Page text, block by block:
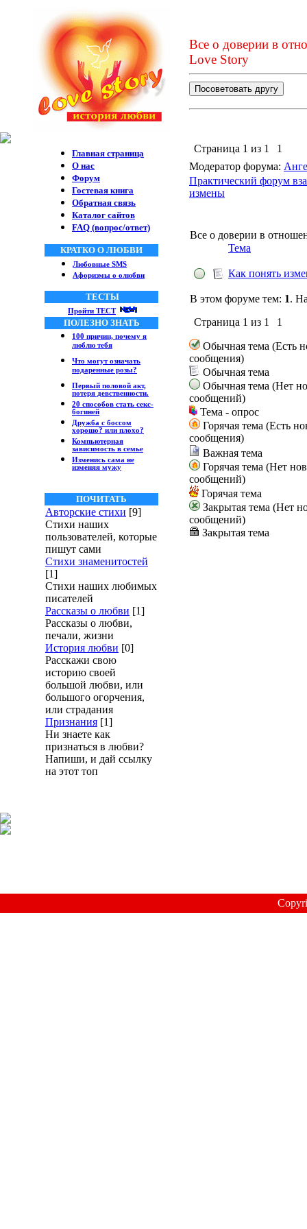
Главная страница
О нас
Форум
Гостевая книга
Обратная связь
Каталог сайтов
FAQ (вопрос/ответ)
КРАТКО О ЛЮБВИ
Любовные SMS
Афоризмы о олюбви
ТЕСТЫ
Пройти ТЕСТ
ПОЛЕЗНО ЗНАТЬ
100 причин, почему я
люблю тебя
Что могут означать
подаренные розы?
Первый половой акт,
потеря девственности.
20 способов стать секс-
богиней
Дружба с боссом
хорошо? или плохо?
Компьютерная
зависимость в семье
Изменись сама не
изменяя мужу
ПОЧИТАТЬ
Авторские стихи [9]
Стихи наших
пользователей, которые
пишут сами
Стихи знаменитостей
[1]
Стихи наших любимых
писателей
Рассказы о любви [1]
Рассказы о любви,
печали, жизни
История любви [0]
Расскажи свою
историю своей
большой любви, или
большого огорчения,
или страдания
Признания [1]
Ни знаете как
признаться в любви?
Напиши, и дай ссылку
на этот топ
Все о доверии в
Love Story
Страница 1 из 1
1
Модератор форума:
Практический форум
измены
Все о доверии в
Тема
Как понять
В этом форуме тем: 1.
Страница 1 из 1 1
Обычная тема (Есть
сообщения)
Обычная тема
Обычная тема (Нет
сообщений)
Тема - опрос
Горячая тема (Есть
сообщения)
Важная тема
Горячая тема (Нет
сообщений)
Горячая тема
Закрытая тема (Нет
сообщений)
Закрытая тема